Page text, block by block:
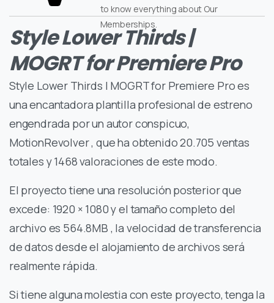
to know everything about Our
Memberships.
Style Lower Thirds |
MOGRT for Premiere Pro
Style Lower Thirds | MOGRT for Premiere Pro es
una encantadora plantilla profesional de estreno
engendrada por un autor conspicuo,
MotionRevolver , que ha obtenido 20.705 ventas
totales y 1468 valoraciones de este modo.
El proyecto tiene una resolución posterior que
excede: 1920 × 1080 y el tamaño completo del
archivo es 564.8MB , la velocidad de transferencia
de datos desde el alojamiento de archivos será
realmente rápida.
Si tiene alguna molestia con este proyecto, tenga la